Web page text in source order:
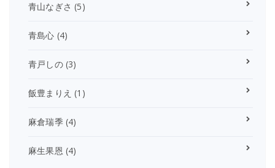
青山なぎさ (5)
青島心 (4)
青戸しの(3)
飯豊まりえ (1)
麻倉瑞季(4)
麻生果恩 (4)